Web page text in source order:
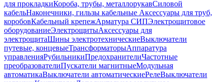
для прокладкиКороба, трубы, металлорукавСиловой
кабельНаконечники, гильзы кабельные Аксессуары для труб,
коробовКабельный крепежАрматура СИПЭлектрощитовое
оборудованиеЭлектрощитыАксессуары для
электрощитаШины электротехническиеВыключатели
путевые, концевыеТрансформаторыАппаратура
управленияРубильникиПредохранителиЧастотные
преобразователиПускатели магнитныеМодульная
автоматикаВыключатели автоматическиеРелеВыключатели